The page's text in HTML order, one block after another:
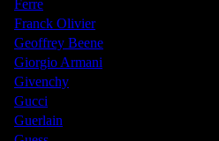
Ferre
Franck Olivier
Geoffrey Beene
Giorgio Armani
Givenchy
Gucci
Guerlain